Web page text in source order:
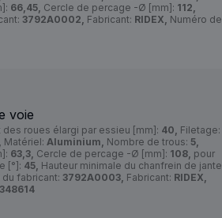
66,45, Cercle de percage -Ø [mm]: 112,
3792A0002, Fabricant: RIDEX, Numéro de
voie
des roues élargi par essieu [mm]: 40, Filetage:
Matériel: Aluminium, Nombre de trous: 5,
63,3, Cercle de percage -Ø [mm]: 108, pour
[°]: 45, Hauteur minimale du chanfrein de jante
fabricant: 3792A0003, Fabricant: RIDEX,